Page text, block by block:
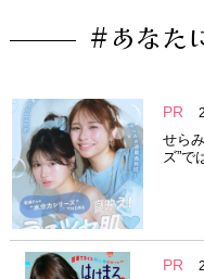
#あなた
PR
せら
ズ”で
PR